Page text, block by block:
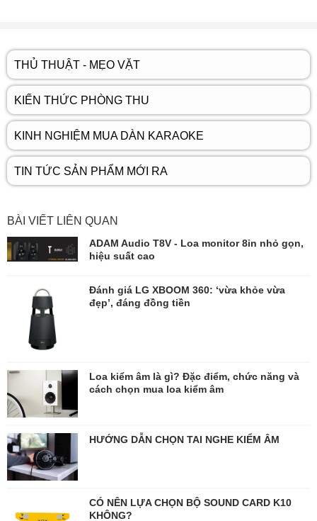
THỦ THUẬT - MẸO VẶT
KIẾN THỨC PHÒNG THU
KINH NGHIỆM MUA DÀN KARAOKE
TIN TỨC SẢN PHẨM MỚI RA
BÀI VIẾT LIÊN QUAN
ADAM Audio T8V - Loa monitor 8in nhỏ gọn,
hiệu suất cao
Đánh giá LG XBOOM 360: ‘vừa khỏe vừa
đẹp’, đáng đồng tiền
Loa kiểm âm là gì? Đặc điểm, chức năng và
cách chọn mua loa kiểm âm
HƯỚNG DẪN CHỌN TAI NGHE KIỂM ÂM
CÓ NÊN LỰA CHỌN BỘ SOUND CARD K10
KHÔNG?